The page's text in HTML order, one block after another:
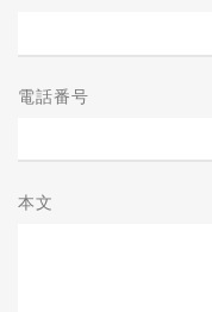
電話番号
本文